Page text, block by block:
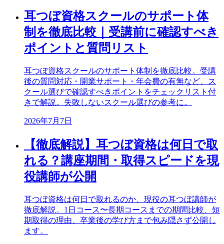
耳つぼ資格スクールのサポート体
制を徹底比較｜受講前に確認すべき
ポイントと質問リスト
耳つぼ資格スクールのサポート体制を徹底比較。受講
後の質問対応・開業サポート・年会費の有無など、ス
クール選びで確認すべきポイントをチェックリスト付
きで解説。失敗しないスクール選びの参考に。
2026年7月7日
【徹底解説】耳つぼ資格は何日で取
れる？講座期間・取得スピードを現
役講師が公開
耳つぼ資格は何日で取れるのか、現役の耳つぼ講師が
徹底解説。1日コース〜長期コースまでの期間比較、短
期取得の理由、卒業後の学び方まで包み隠さず公開し
ます。